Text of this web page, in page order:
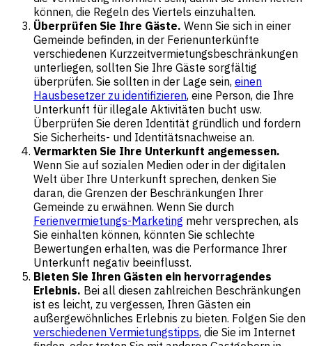
können, die Regeln des Viertels einzuhalten.
Überprüfen Sie Ihre Gäste. Wenn Sie sich in einer
Gemeinde befinden, in der Ferienunterkünfte
verschiedenen Kurzzeitvermietungsbeschränkungen
unterliegen, sollten Sie Ihre Gäste sorgfältig
überprüfen. Sie sollten in der Lage sein, einen
Hausbesetzer zu identifizieren, eine Person, die Ihre
Unterkunft für illegale Aktivitäten bucht usw.
Überprüfen Sie deren Identität gründlich und fordern
Sie Sicherheits- und Identitätsnachweise an.
Vermarkten Sie Ihre Unterkunft angemessen.
Wenn Sie auf sozialen Medien oder in der digitalen
Welt über Ihre Unterkunft sprechen, denken Sie
daran, die Grenzen der Beschränkungen Ihrer
Gemeinde zu erwähnen. Wenn Sie durch
Ferienvermietungs-Marketing mehr versprechen, als
Sie einhalten können, könnten Sie schlechte
Bewertungen erhalten, was die Performance Ihrer
Unterkunft negativ beeinflusst.
Bieten Sie Ihren Gästen ein hervorragendes
Erlebnis. Bei all diesen zahlreichen Beschränkungen
ist es leicht, zu vergessen, Ihren Gästen ein
außergewöhnliches Erlebnis zu bieten. Folgen Sie den
verschiedenen Vermietungstipps, die Sie im Internet